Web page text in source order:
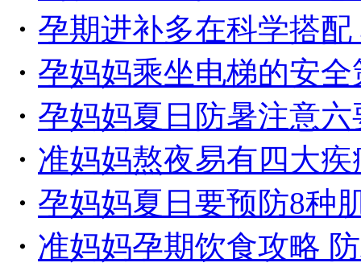
・ 孕期进补多在科学搭
・ 孕妈妈乘坐电梯的安全
・ 孕妈妈夏日防暑注意六
・ 准妈妈熬夜易有四大疾
・ 孕妈妈夏日要预防8种
・ 准妈妈孕期饮食攻略